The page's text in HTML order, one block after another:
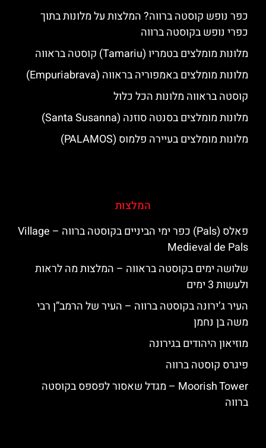
כפר נופש קוסטה ברווה? המלצות על מלונות בתוך
כפרי נופש בקוסטה ברווה
מלונות מומלצים בטמריו (Tamariu) קוסטה בראווה
מלונות מומלצים באמפוריה בראווה (Empuriabrava)
קוסטה בראווה מלונות הכל כלול
מלונות מומלצים בסנטה סוזנה (Santa Susanna)
מלונות מומלצים בעיירה פלמוס (PALAMOS)
המלצות
פאלס (Pals) כפר ימי הביניים בקוסטה ברווה – ‪‪Village
Medieval de Pals‬‬
שלושה ימים בקוסטה בראווה – המלצות מה לראות
ולעשות 3 ימים
העיר ג’ירונה בקוסטה ברווה – העיר של הרמב”ן רבי
משה בן נחמן
מוזיאון היהודים בגירונה
פיגרס קוסטה ברווה
‪‪Moorish Tower‬‬ – מגדל שאסור לפספס בקוסטה
ברווה